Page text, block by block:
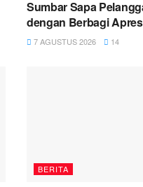
Sumbar Sapa
dengan Berbagi
7 AGUSTUS 2026 14
BERITA